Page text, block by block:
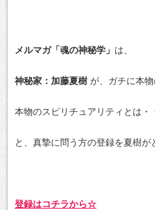
メルマガ「魂の神秘学」 は、
神秘家：加藤夏樹 が、ガチに本物
本物のスピリチュアリティとは・
と、真摯に問う方の登録を夏樹が
登録はコチラから☆